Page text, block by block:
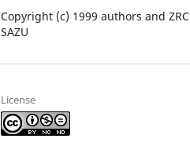
Copyright (c) 1999 authors and ZRC
SAZU
License